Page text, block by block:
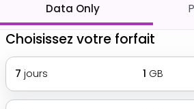
Data Only
Choisissez votre forfait
7 jours 1 GB